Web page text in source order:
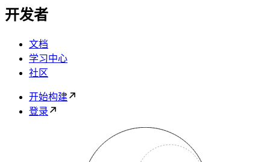
开发者
文档
学习中心
社区
开始构建
登录